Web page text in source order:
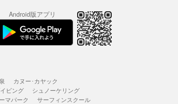
Android版アプリ
カヌー･カヤック
ビング
シュノーケリング
マパーク
サーフィンスクール